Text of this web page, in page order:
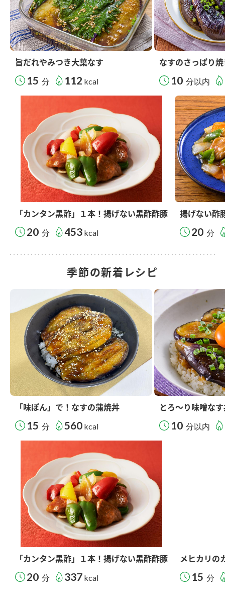
旨だれやみつき大葉なす
15 分 112 kcal
なすのさっぱり
10 分以内
「カンタン黒酢」１本！揚げない黒酢酢豚
20 分 453 kcal
揚げない酢
20 分
季節の新着レシピ
「味ぽん」で！なすの蒲焼丼
15 分 560 kcal
とろ～り味噌な
10 分以内
「カンタン黒酢」１本！揚げない黒酢酢豚
20 分 337 kcal
メヒカリの
15 分